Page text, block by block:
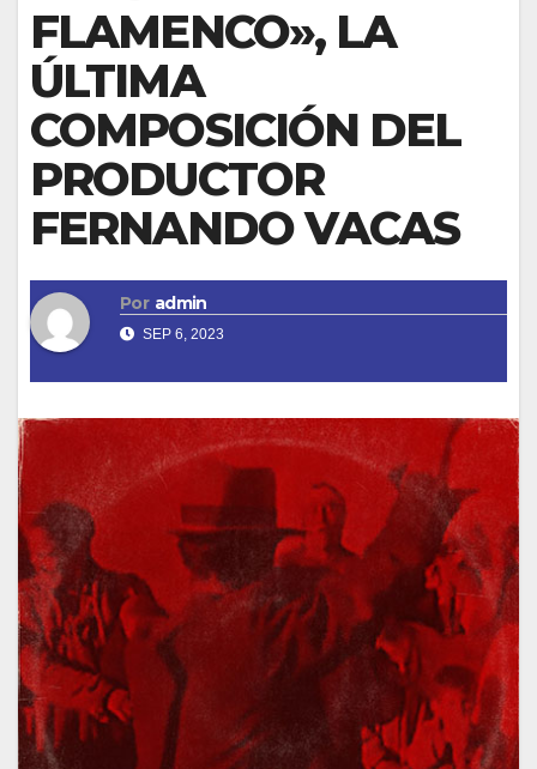
FLAMENCO», LA
ÚLTIMA
COMPOSICIÓN DEL
PRODUCTOR
FERNANDO VACAS
Por admin
SEP 6, 2023